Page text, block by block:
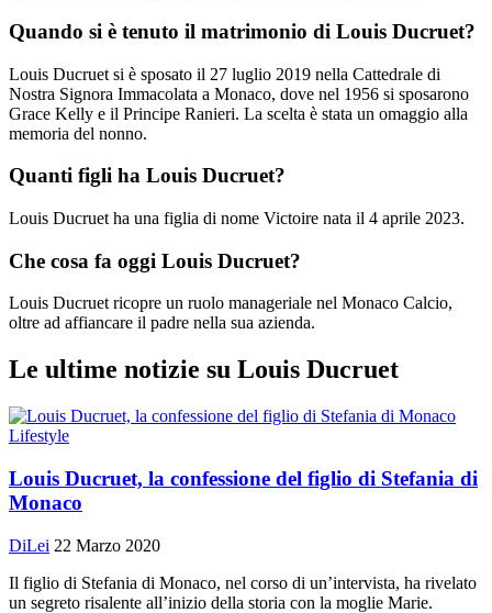
Quando si è tenuto il matrimonio di Louis Ducruet?
Louis Ducruet si è sposato il 27 luglio 2019 nella Cattedrale di
Nostra Signora Immacolata a Monaco, dove nel 1956 si sposarono
Grace Kelly e il Principe Ranieri. La scelta è stata un omaggio alla
memoria del nonno.
Quanti figli ha Louis Ducruet?
Louis Ducruet ha una figlia di nome Victoire nata il 4 aprile 2023.
Che cosa fa oggi Louis Ducruet?
Louis Ducruet ricopre un ruolo manageriale nel Monaco Calcio,
oltre ad affiancare il padre nella sua azienda.
Le ultime notizie su Louis Ducruet
Lifestyle
Louis Ducruet, la confessione del figlio di Stefania di
Monaco
DiLei 22 Marzo 2020
Il figlio di Stefania di Monaco, nel corso di un’intervista, ha rivelato
un segreto risalente all’inizio della storia con la moglie Marie.